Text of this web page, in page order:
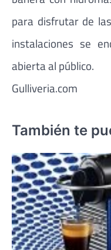
para disfrutar de
instalaciones se
abierta al público.
Gulliveria.com
También te